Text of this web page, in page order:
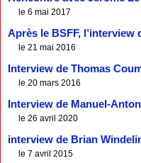
le 6 mai 2017
Après le BSFF, l’interview
le 21 mai 2016
Interview de Thomas
le 20 mars 2016
Interview de Manuel-
le 26 avril 2020
interview de Brian
le 7 avril 2015